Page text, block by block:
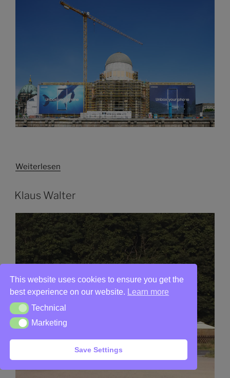
Weiterlesen
Klaus Walter
This website uses cookies to ensure you get the
best experience on our website.
Learn more
TechnicalTechnical
MarketingMarketing
Save Settings